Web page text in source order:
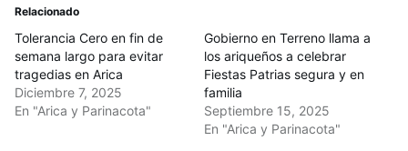
Relacionado
Tolerancia Cero en fin de
semana largo para evitar
tragedias en Arica
Diciembre 7, 2025
En "Arica y Parinacota"
Gobierno en Terreno llama a
los ariqueños a celebrar
Fiestas Patrias segura y en
familia
Septiembre 15, 2025
En "Arica y Parinacota"